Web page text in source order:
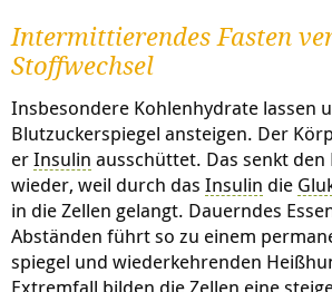
Intermittierendes Fasten
Stoffwechsel
Insbesondere Kohlenhydrate lassen
Blutzuckerspiegel ansteigen. Der
erInsulin ausschüttet. Das senkt
wieder, weil durch das Insulin die
in die Zellen gelangt. Dauerndes
Abständen führt so zu einem
spiegel und wiederkehrenden